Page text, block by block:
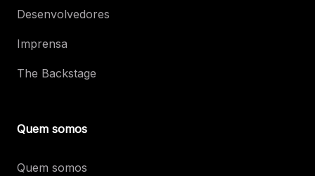
Desenvolvedores
Imprensa
The Backstage
Quem somos
Quem somos